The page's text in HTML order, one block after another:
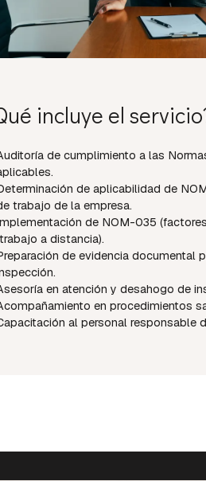
incluye el
de cumplimiento a las
de aplicabilidad de
trabajo de la empresa.
de NOM-035
a distancia).
de evidencia documental
en atención y desahogo de
en procedimientos
al personal responsable